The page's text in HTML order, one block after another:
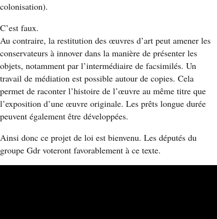
colonisation).
C’est faux.
Au contraire, la restitution des œuvres d’art peut amener les
conservateurs à innover dans la manière de présenter les
objets, notamment par l’intermédiaire de facsimilés. Un
travail de médiation est possible autour de copies. Cela
permet de raconter l’histoire de l’œuvre au même titre que
l’exposition d’une œuvre originale. Les prêts longue durée
peuvent également être développées.
Ainsi donc ce projet de loi est bienvenu. Les députés du
groupe Gdr voteront favorablement à ce texte.